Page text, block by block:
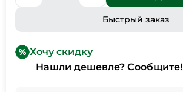
Быстрый заказ
Хочу скидку
Нашли дешевле? Сообщите!